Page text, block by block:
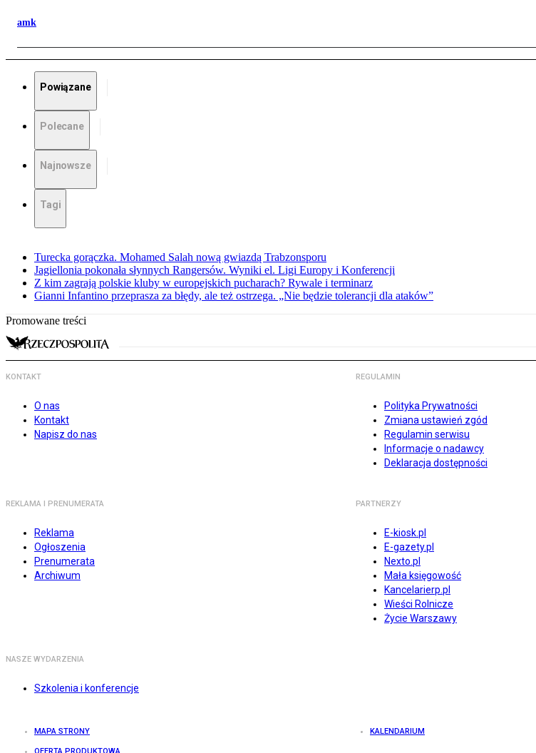
amk
Powiązane
Polecane
Najnowsze
Tagi
Turecka gorączka. Mohamed Salah nową gwiazdą Trabzonsporu
Jagiellonia pokonała słynnych Rangersów. Wyniki el. Ligi Europy i Konferencji
Z kim zagrają polskie kluby w europejskich pucharach? Rywale i terminarz
Gianni Infantino przeprasza za błędy, ale też ostrzega. „Nie będzie tolerancji dla ataków”
Promowane treści
KONTAKT
O nas
Kontakt
Napisz do nas
REGULAMIN
Polityka Prywatności
Zmiana ustawień zgód
Regulamin serwisu
Informacje o nadawcy
Deklaracja dostępności
REKLAMA I PRENUMERATA
Reklama
Ogłoszenia
Prenumerata
Archiwum
PARTNERZY
E-kiosk.pl
E-gazety.pl
Nexto.pl
Mała księgowość
Kancelarierp.pl
Wieści Rolnicze
Życie Warszawy
NASZE WYDARZENIA
Szkolenia i konferencje
MAPA STRONY KALENDARIUM